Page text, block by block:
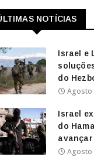
NOTÍCIAS
Israel e
do
Agosto
Israel
do
Agosto